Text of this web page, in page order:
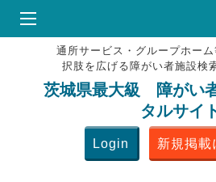
HOME
♥お気にりブック
掲載会員
よくある質問
通所サービス・グループホー
択肢を広げる障がい者施設検
茨城県最大級 障がい
タルサイ
Login 新規掲載